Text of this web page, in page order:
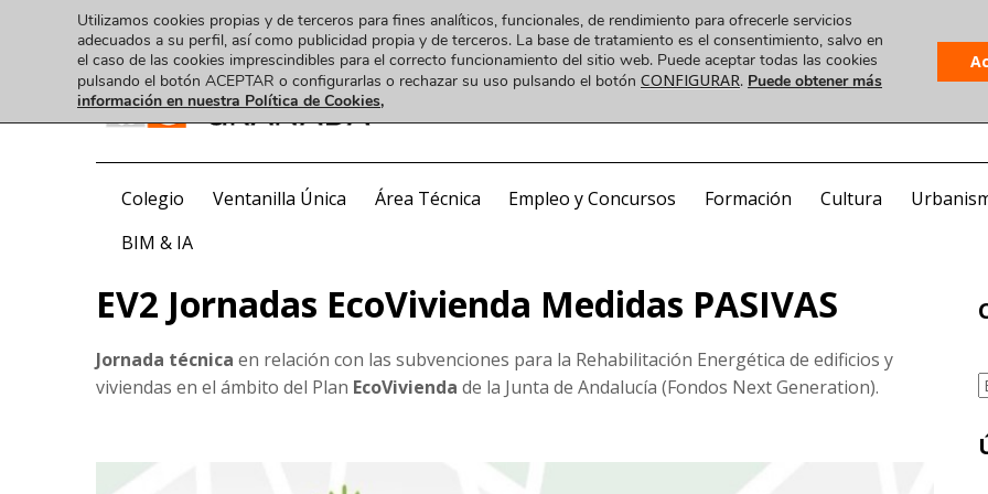
Colegio Ventanilla Única Área Técnica Empleo y Concursos Formación Cultura
BIM & IA
EV2 Jornadas EcoVivienda Medidas PASIVAS
Jornada técnica en relación con las subvenciones para la Rehabilitación Energética de edificios y
viviendas en el ámbito del Plan EcoVivienda de la Junta de Andalucía (Fondos Next Generation).
Utilizamos cookies propias y de terceros para fines analíticos, funcionales, de rendimiento para ofrecerle servicios
adecuados a su perfil, así como publicidad propia y de terceros. La base de tratamiento es el consentimiento, salvo en
el caso de las cookies imprescindibles para el correcto funcionamiento del sitio web. Puede aceptar todas las cookies
pulsando el botón ACEPTAR o configurarlas o rechazar su uso pulsando el botón CONFIGURAR. Puede obtener más
información en nuestra Política de Cookies,